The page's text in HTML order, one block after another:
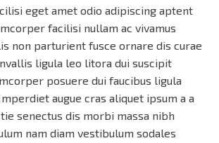
eget amet odio adipiscing aptent
facilisi nullam ac vivamus
non parturient fusce ornare dis curae
ligula leo litora dui suscipit
posuere dui faucibus ligula
augue cras aliquet ipsum a a
senectus dis morbi massa nibh
nam diam vestibulum sodales